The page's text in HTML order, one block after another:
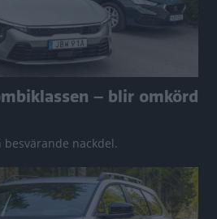
– blir omkörd
nackdel.